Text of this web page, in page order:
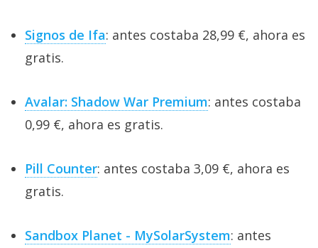
Signos de Ifa: antes costaba 28,99 €, ahora es
gratis.
Avalar: Shadow War Premium: antes costaba
0,99 €, ahora es gratis.
Pill Counter: antes costaba 3,09 €, ahora es
gratis.
Sandbox Planet - MySolarSystem: antes